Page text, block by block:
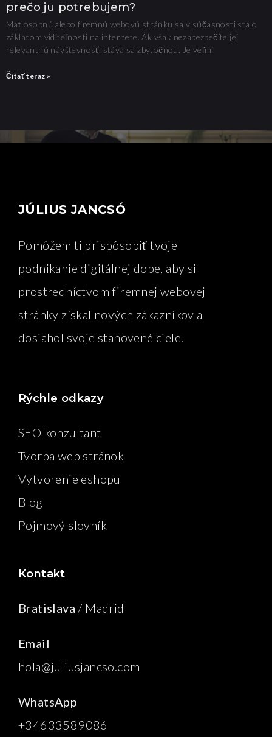
prečo ju potrebujem?
Mať osobnú alebo firemnú webovú stránku sa v súčasnosti stalo
základom viditeľnosti na internete. Ak však nezabezpečíte jej
relevantnú návštevnosť, stáva sa zbytočnou. Je veľmi
Čítať teraz »
JÚLIUS JANCSÓ
Pomôžem ti prispôsobiť tvoje
podnikanie digitálnej dobe, aby si
prostredníctvom firemnej webovej
stránky získal nových zákazníkov a
dosiahol svoje stanovené ciele.
Rýchle odkazy
SEO konzultant
Tvorba web stránok
Vytvorenie eshopu
Blog
Pojmový slovník
Kontakt
Bratislava / Madrid
Email
hola@juliusjancso.com
WhatsApp
+34633589086